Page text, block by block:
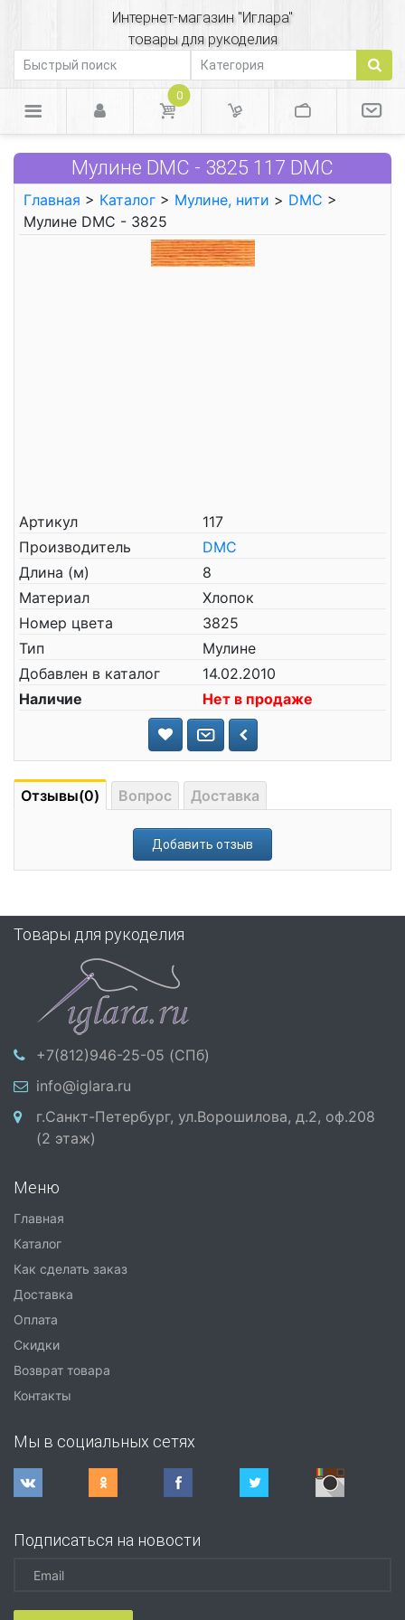
Интернет-магазин "Иглара"
товары для рукоделия
0
Мулине DMC - 3825 117 DMC
Главная > Каталог > Мулине, нити > DMC >
Мулине DMC - 3825
Артикул
117
Производитель
DMC
Длина (м)
8
Материал
Хлопок
Номер цвета
3825
Тип
Мулине
Добавлен в каталог
14.02.2010
Наличие
Нет в продаже
Отзывы(0) Вопрос Доставка
Добавить отзыв
Товары для рукоделия
+7(812)946-25-05 (СПб)
info@iglara.ru
г.Санкт-Петербург, ул.Ворошилова, д.2, оф.208
(2 этаж)
Меню
Главная
Каталог
Как сделать заказ
Доставка
Оплата
Скидки
Возврат товара
Контакты
Мы в социальных сетях
Подписаться на новости